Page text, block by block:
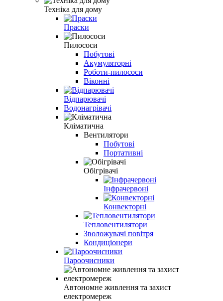
Техніка для дому
Праски
Пилососи
Побутові
Акумуляторні
Роботи-пилососи
Віконні
Відпарювачі
Водонагрівачі
Кліматична
Вентилятори
Побутові
Портативні
Обігрівачі
Інфрачервоні
Конвекторні
Тепловентилятори
Зволожувачі повітря
Кондиціонери
Пароочисники
Автономне живлення та захист
електромереж